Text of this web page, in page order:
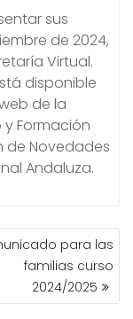
sus
de 2024,
Virtual.
disponible
de la
Formación
de Novedades
Andaluza.
para las
familias curso
2024/2025